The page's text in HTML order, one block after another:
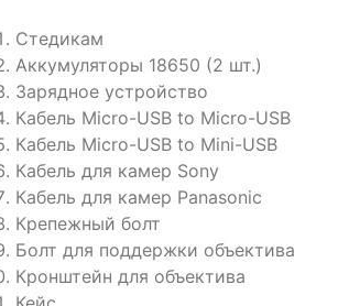
Стедикам
Аккумуляторы 18650 (2 шт.)
3арядное устройство
Кабель Micro-USB to Micro-USB
Кабель Micro-USB to Mini-USB
Кабель для камер Sony
Кабель для камер Panasonic
Крепежный болт
Болт для поддержки объектива
Кронштейн для объектива